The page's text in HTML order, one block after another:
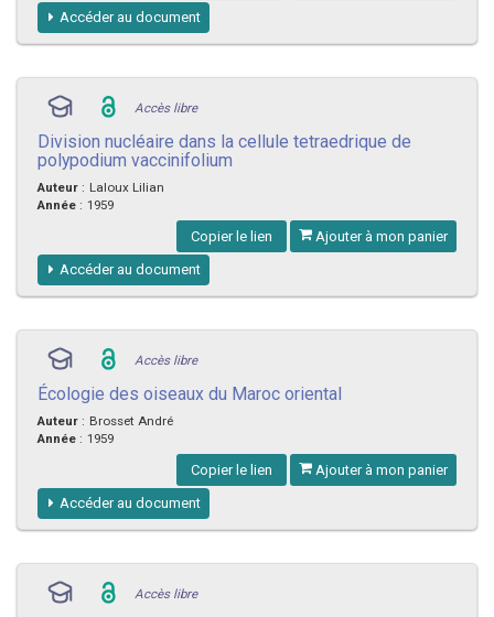
Accéder au document
Accès libre
Division nucléaire dans la cellule tetraedrique de
polypodium vaccinifolium
Auteur : Laloux Lilian
Année : 1959
Copier le lien Ajouter à mon panier
Accéder au document
Accès libre
Écologie des oiseaux du Maroc oriental
Auteur : Brosset André
Année : 1959
Copier le lien Ajouter à mon panier
Accéder au document
Accès libre